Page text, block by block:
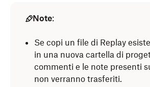
Note:
Se copi un file di Replay
in una nuova cartella di
commenti e le note presenti
non verranno trasferiti.